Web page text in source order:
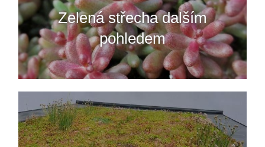
Zelená střecha dalším
pohledem